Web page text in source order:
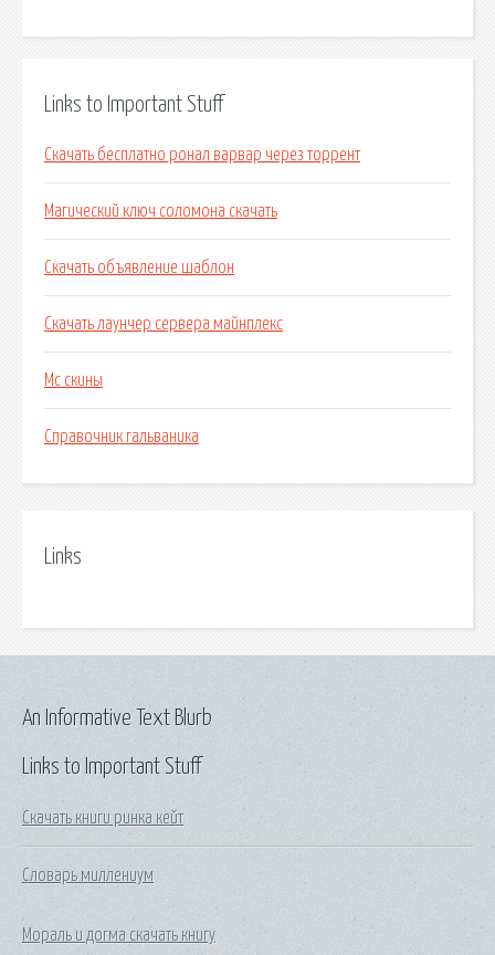
Links to Important Stuff
Скачать бесплатно ронал варвар через торрент
Магический ключ соломона скачать
Скачать объявление шаблон
Скачать лаунчер сервера майнплекс
Мс скины
Справочник гальваника
Links
Links to Important Stuff
Скачать книги ринка кейт
Словарь миллениум
Мораль и догма скачать книгу
An Informative Text Blurb